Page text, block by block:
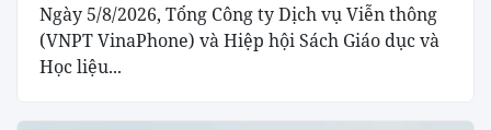
Ngày 5/8/2026, Tổng Công ty Dịch vụ Viễn thông
(VNPT VinaPhone) và Hiệp hội Sách Giáo dục và
Học liệu...